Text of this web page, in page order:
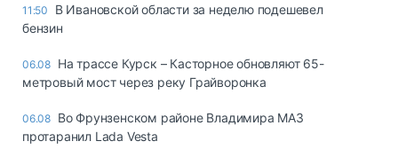
11:50
В Ивановской области за неделю подешевел
бензин
06.08 На трассе Курск – Касторное обновляют 65-
метровый мост через реку Грайворонка
06.08 Во Фрунзенском районе Владимира МАЗ
протаранил Lada Vesta